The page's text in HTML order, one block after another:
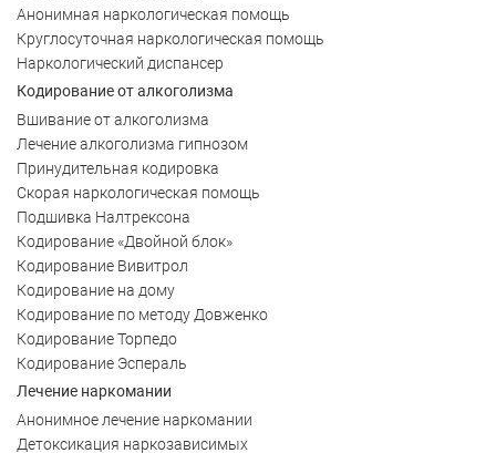
Анонимная наркологическая помощь
Круглосуточная наркологическая помощь
Наркологический диспансер
Кодирование от алкоголизма
Вшивание от алкоголизма
Лечение алкоголизма гипнозом
Принудительная кодировка
Скорая наркологическая помощь
Подшивка Налтрексона
Кодирование «Двойной блок»
Кодирование Вивитрол
Кодирование на дому
Кодирование по методу Довженко
Кодирование Торпедо
Кодирование Эспераль
Лечение наркомании
Анонимное лечение наркомании
Детоксикация наркозависимых